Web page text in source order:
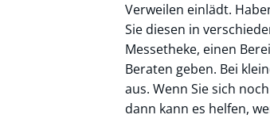
Verweilen einlädt.
Sie diesen in
Messetheke, einen
Beraten geben. Bei
aus. Wenn Sie sich
dann kann es helfen,